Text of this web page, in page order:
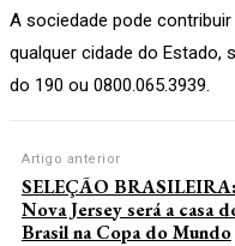
A sociedade pode
qualquer cidade do Estado,
do 190 ou 0800.065.3939.
Artigo anterior
SELEÇÃO BRASILEIRA:
Nova Jersey será a casa
Brasil na Copa do Mundo